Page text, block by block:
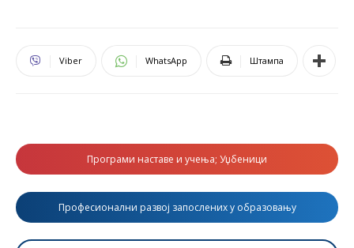
Viber WhatsApp Штампа
Програми наставе и учења; Уџбеници
Професионални развој запослених у образовању